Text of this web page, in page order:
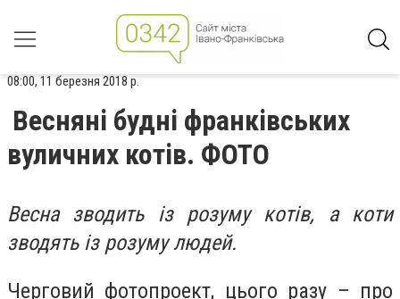
08:00, 11 березня 2018 р.
Весняні будні франківських
вуличних котів. ФОТО
Весна зводить із розуму котів, а коти
зводять із розуму людей.
Черговий фотопроект, цього разу – про